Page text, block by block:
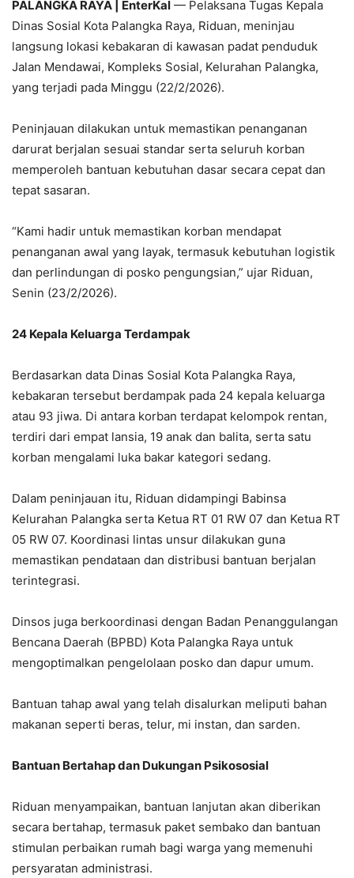
PALANGKA RAYA | EnterKal — Pelaksana Tugas Kepala
Dinas Sosial Kota Palangka Raya, Riduan, meninjau
langsung lokasi kebakaran di kawasan padat penduduk
Jalan Mendawai, Kompleks Sosial, Kelurahan Palangka,
yang terjadi pada Minggu (22/2/2026).
Peninjauan dilakukan untuk memastikan penanganan
darurat berjalan sesuai standar serta seluruh korban
memperoleh bantuan kebutuhan dasar secara cepat dan
tepat sasaran.
“Kami hadir untuk memastikan korban mendapat
penanganan awal yang layak, termasuk kebutuhan logistik
dan perlindungan di posko pengungsian,” ujar Riduan,
Senin (23/2/2026).
24 Kepala Keluarga Terdampak
Berdasarkan data Dinas Sosial Kota Palangka Raya,
kebakaran tersebut berdampak pada 24 kepala keluarga
atau 93 jiwa. Di antara korban terdapat kelompok rentan,
terdiri dari empat lansia, 19 anak dan balita, serta satu
korban mengalami luka bakar kategori sedang.
Dalam peninjauan itu, Riduan didampingi Babinsa
Kelurahan Palangka serta Ketua RT 01 RW 07 dan Ketua RT
05 RW 07. Koordinasi lintas unsur dilakukan guna
memastikan pendataan dan distribusi bantuan berjalan
terintegrasi.
Dinsos juga berkoordinasi dengan Badan Penanggulangan
Bencana Daerah (BPBD) Kota Palangka Raya untuk
mengoptimalkan pengelolaan posko dan dapur umum.
Bantuan tahap awal yang telah disalurkan meliputi bahan
makanan seperti beras, telur, mi instan, dan sarden.
Bantuan Bertahap dan Dukungan Psikososial
Riduan menyampaikan, bantuan lanjutan akan diberikan
secara bertahap, termasuk paket sembako dan bantuan
stimulan perbaikan rumah bagi warga yang memenuhi
persyaratan administrasi.